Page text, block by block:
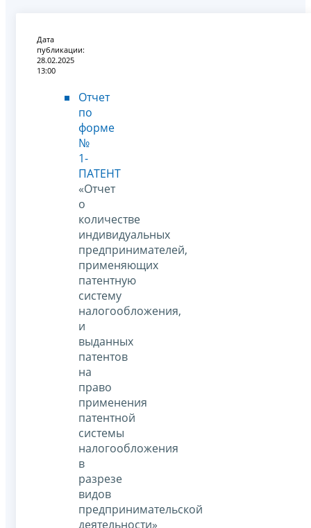
Дата
публикации:
28.02.2025
13:00
Отчет
по
форме
№
1-
ПАТЕНТ
«Отчет
о
количестве
индивидуальных
предпринимателей,
применяющих
патентную
систему
налогообложения,
и
выданных
патентов
на
право
применения
патентной
системы
налогообложения
в
разрезе
видов
предпринимательской
деятельности»